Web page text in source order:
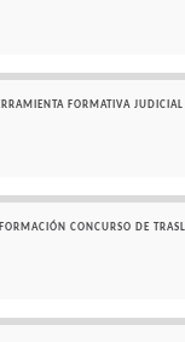
FORMATIVA
CONCURSO DE